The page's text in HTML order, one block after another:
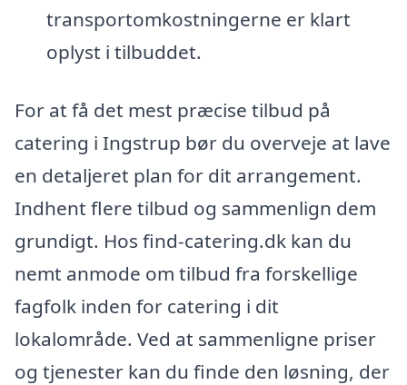
transportomkostningerne er klart
oplyst i tilbuddet.
For at få det mest præcise tilbud på
catering i Ingstrup bør du overveje at lave
en detaljeret plan for dit arrangement.
Indhent flere tilbud og sammenlign dem
grundigt. Hos find-catering.dk kan du
nemt anmode om tilbud fra forskellige
fagfolk inden for catering i dit
lokalområde. Ved at sammenligne priser
og tjenester kan du finde den løsning, der